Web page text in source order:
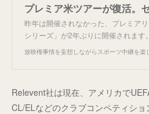
プレミア米ツアーが復活。
昨年は開催されなかった、プレミア
シリーズ」が2年ぶりに開催されます
放映権事情を妄想しながらスポーツ中継を楽
Relevent社は現在、アメリカで
CL/ELなどのクラブコンペティシ